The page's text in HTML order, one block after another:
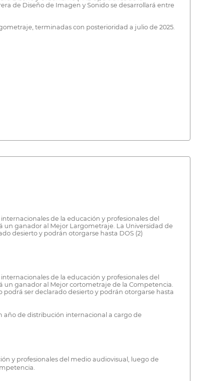
de Diseño de Imagen y Sonido se desarrollará entre
terminadas con posterioridad a julio de 2025.
de la educación y profesionales del
ganador al Mejor Largometraje. La Universidad de
desierto y podrán otorgarse hasta DOS (2)
de la educación y profesionales del
ganador al Mejor cortometraje de la Competencia.
podrá ser declarado desierto y podrán otorgarse hasta
de distribución internacional a cargo de
y profesionales del medio audiovisual, luego de